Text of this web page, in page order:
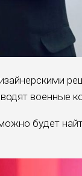
военные
будет